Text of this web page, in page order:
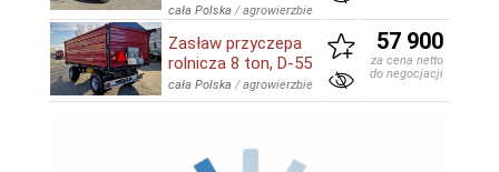
cała Polska /agrowierzbie
Zasław przyczepa
rolnicza 8 ton, D-55
cała Polska /agrowierzbie
57 900
za cena netto
do negocjacji